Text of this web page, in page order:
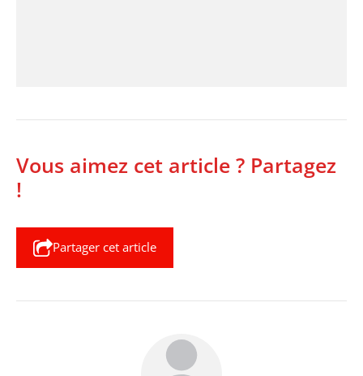
Vous aimez cet article ? Partagez
!
Partager cet article